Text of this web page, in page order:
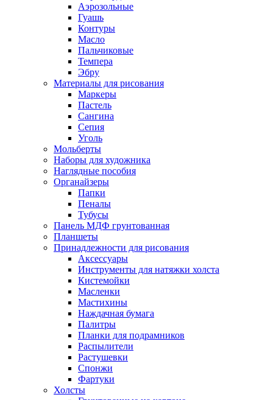
Аэрозольные
Гуашь
Контуры
Масло
Пальчиковые
Темпера
Эбру
Материалы для рисования
Маркеры
Пастель
Сангина
Сепия
Уголь
Мольберты
Наборы для художника
Наглядные пособия
Органайзеры
Папки
Пеналы
Тубусы
Панель МДФ грунтованная
Планшеты
Принадлежности для рисования
Аксессуары
Инструменты для натяжки холста
Кистемойки
Масленки
Мастихины
Наждачная бумага
Палитры
Планки для подрамников
Распылители
Растушевки
Спонжи
Фартуки
Холсты